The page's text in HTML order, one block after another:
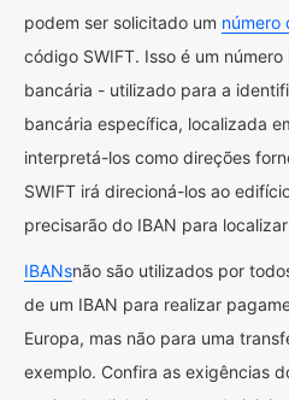
podem ser solicitado um número
código SWIFT. Isso é um
bancária - utilizado para a
bancária específica, localizada
interpretá-los como direções
SWIFT irá direcioná-los ao
precisarão do IBAN para
IBANsnão são utilizados por
de um IBAN para realizar
Europa, mas não para uma
exemplo. Confira as exigências